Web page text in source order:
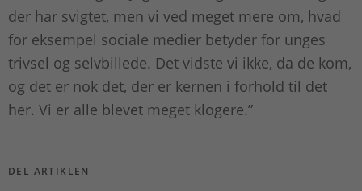
der har svigtet, men vi ved meget mere om, hvad
for eksempel sociale medier betyder for unges
trivsel og selvbillede. Det vidste vi ikke, da de kom,
og det er nok det, der er kernen i forhold til det
her. Vi er alle blevet meget klogere.”
DEL ARTIKLEN